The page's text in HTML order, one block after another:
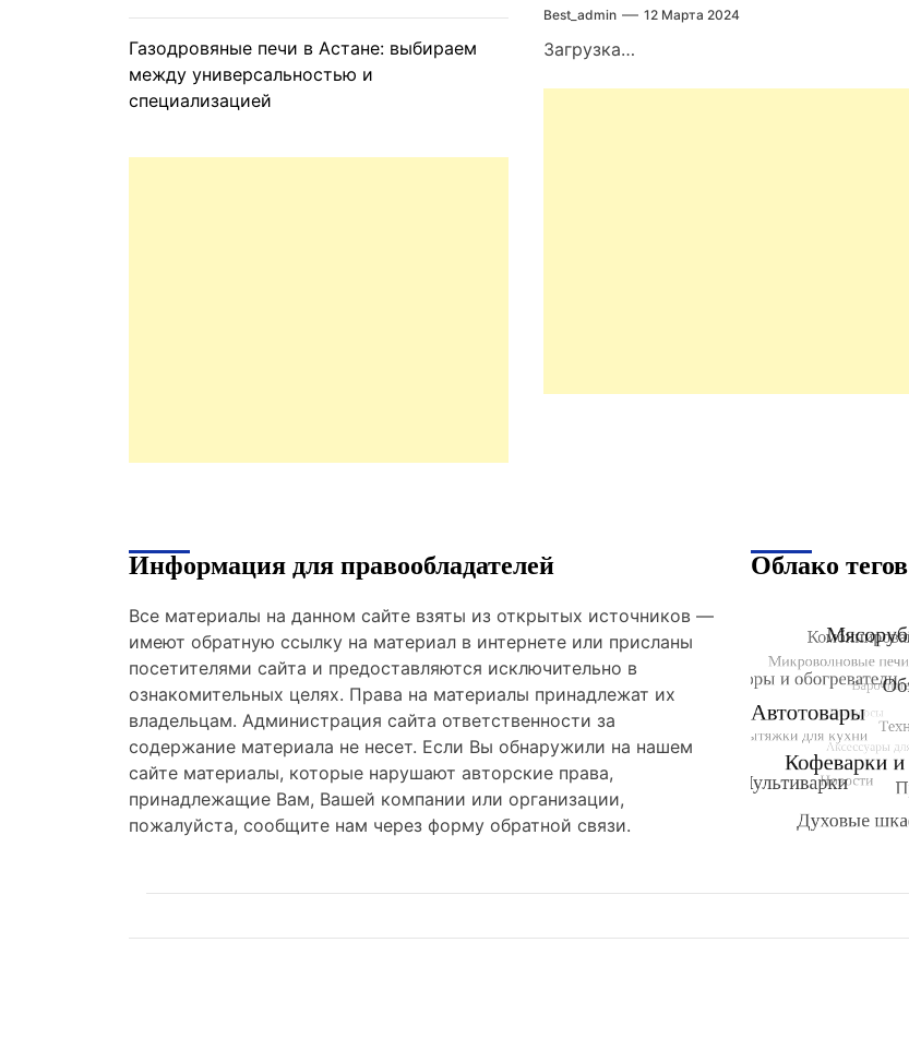
Best_admin 12 Марта 2024
Загрузка…
Газодровяные печи в Астане: выбираем
между универсальностью и
специализацией
Информация для правообладателей
Все материалы на данном сайте взяты из открытых источников —
имеют обратную ссылку на материал в интернете или присланы
посетителями сайта и предоставляются исключительно в
ознакомительных целях. Права на материалы принадлежат их
владельцам. Администрация сайта ответственности за
содержание материала не несет. Если Вы обнаружили на нашем
сайте материалы, которые нарушают авторские права,
принадлежащие Вам, Вашей компании или организации,
пожалуйста, сообщите нам через форму обратной связи.
Облако тегов